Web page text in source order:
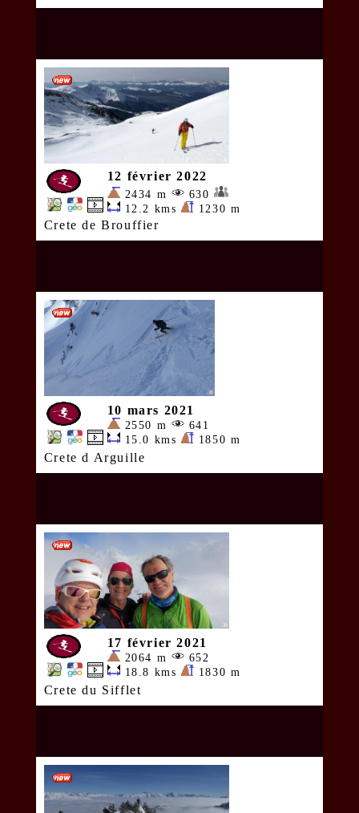
12 février 2022
2434 m
630
12.2 kms
1230 m
Crete de Brouffier
10 mars 2021
2550 m
641
15.0 kms
1850 m
Crete d Arguille
17 février 2021
2064 m
652
18.8 kms
1830 m
Crete du Sifflet